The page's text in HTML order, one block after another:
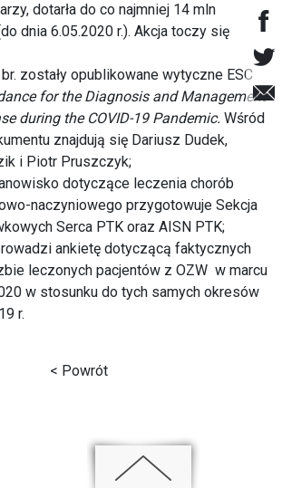
dotarła do co najmniej 14 mln
dnia 6.05.2020 r.). Akcja toczy się
zostały opublikowane wytyczne ESC
for the Diagnosis and Management
during the COVID-19 Pandemic. Wśród
znajdują się Dariusz Dudek,
i Piotr Pruszczyk;
dotyczące leczenia chorób
naczyniowego przygotowuje Sekcja
Serca PTK oraz AISN PTK;
ankietę dotyczącą faktycznych
leczonych pacjentów z OZW w marcu
w stosunku do tych samych okresów
r.
< Powrót